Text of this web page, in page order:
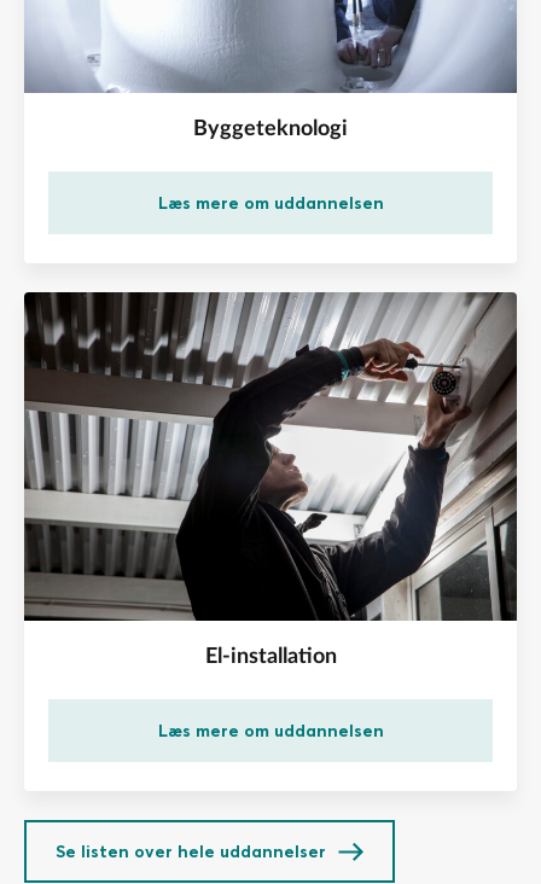
Byggeteknologi
Læs mere om uddannelsen
El-installation
Læs mere om uddannelsen
Se listen over hele uddannelser